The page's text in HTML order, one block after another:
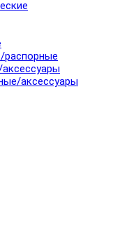
распорные
аксессуары